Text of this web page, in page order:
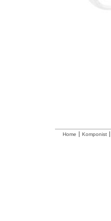
Home Komponist